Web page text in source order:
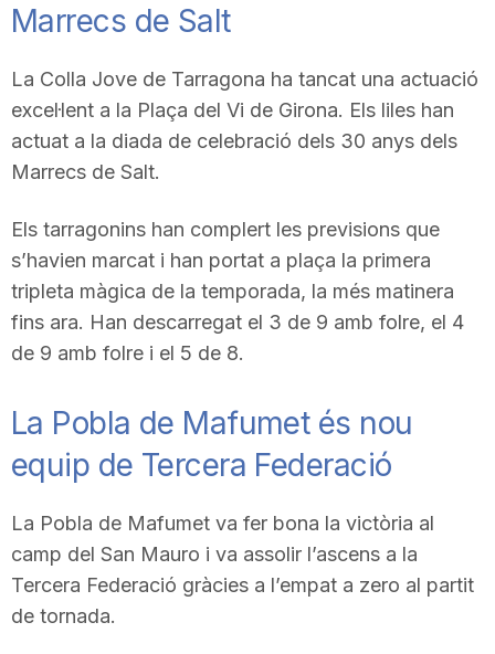
Marrecs de Salt
La Colla Jove de Tarragona ha tancat una actuació
excel·lent a la Plaça del Vi de Girona. Els liles han
actuat a la diada de celebració dels 30 anys dels
Marrecs de Salt.
Els tarragonins han complert les previsions que
s’havien marcat i han portat a plaça la primera
tripleta màgica de la temporada, la més matinera
fins ara. Han descarregat el 3 de 9 amb folre, el 4
de 9 amb folre i el 5 de 8.
La Pobla de Mafumet és nou
equip de Tercera Federació
La Pobla de Mafumet va fer bona la victòria al
camp del San Mauro i va assolir l’ascens a la
Tercera Federació gràcies a l’empat a zero al partit
de tornada.